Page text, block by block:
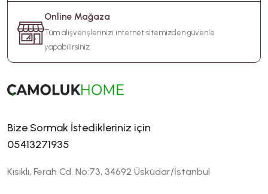
Online Mağaza
Tüm alışverişlerinizi internet sitemizden güvenle
yapabilirsiniz
Bize Sormak İstedikleriniz için
05413271935
Kısıklı, Ferah Cd. No:73, 34692 Üsküdar/İstanbul